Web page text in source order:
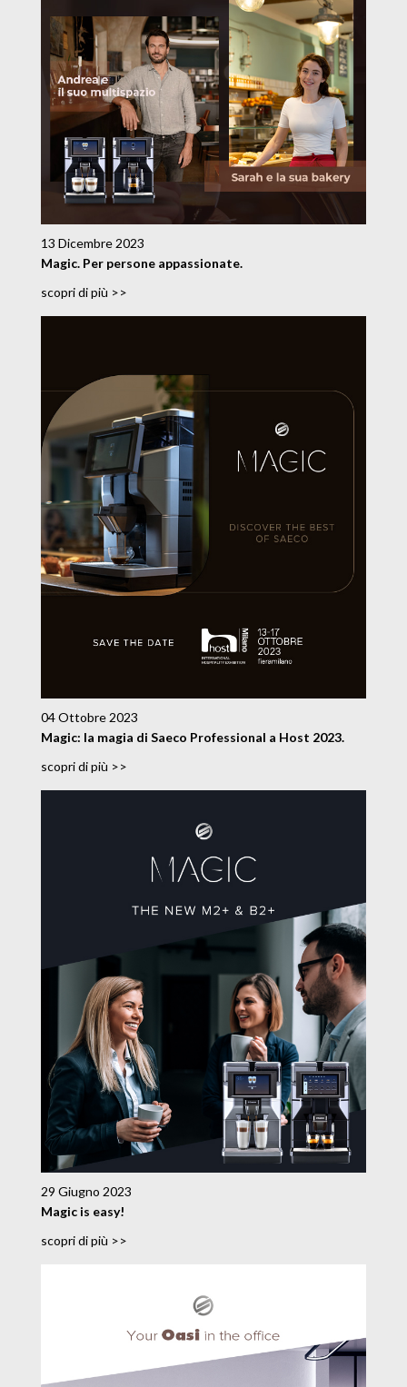
13 Dicembre 2023
Magic. Per persone appassionate.
scopri di più >>
04 Ottobre 2023
Magic: la magia di Saeco Professional a Host 2023.
scopri di più >>
29 Giugno 2023
Magic is easy!
scopri di più >>